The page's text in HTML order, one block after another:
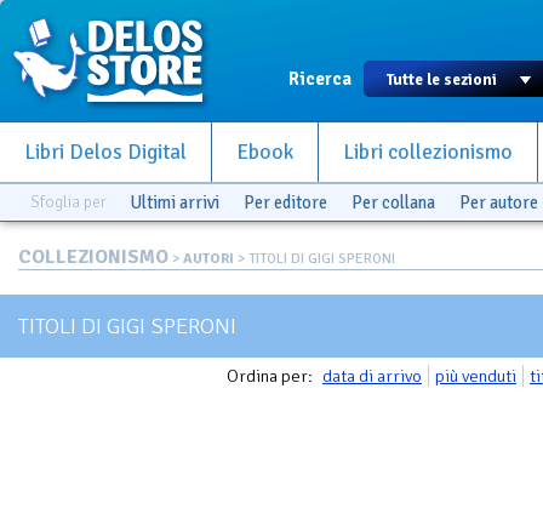
Ricerca
Libri Delos Digital Ebook Libri collezionismo
Sfoglia per Ultimi arrivi Per editore Per collana Per autore
COLLEZIONISMO > AUTORI > TITOLI DI GIGI SPERONI
TITOLI DI GIGI SPERONI
Ordina per: data di arrivo più venduti